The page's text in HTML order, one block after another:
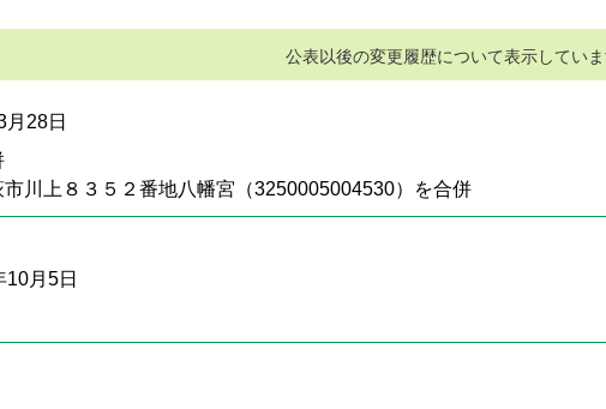
公表以後の変更履歴について表示していま
月28日
市川上８３５２番地八幡宮（3250005004530）を合併
10月5日